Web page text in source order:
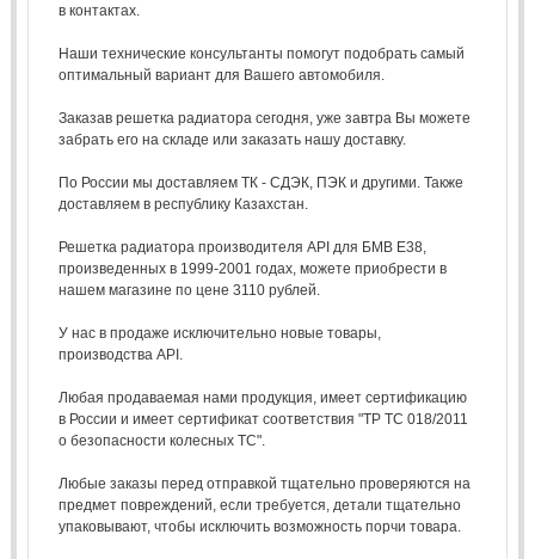
в контактах.
Наши технические консультанты помогут подобрать самый
оптимальный вариант для Вашего автомобиля.
Заказав решетка радиатора сегодня, уже завтра Вы можете
забрать его на складе или заказать нашу доставку.
По России мы доставляем ТК - СДЭК, ПЭК и другими. Также
доставляем в республику Казахстан.
Решетка радиатора производителя API для БМВ Е38,
произведенных в 1999-2001 годах, можете приобрести в
нашем магазине по цене 3110 рублей.
У нас в продаже исключительно новые товары,
производства API.
Любая продаваемая нами продукция, имеет сертификацию
в России и имеет сертификат соответствия "ТР ТС 018/2011
о безопасности колесных ТС".
Любые заказы перед отправкой тщательно проверяются на
предмет повреждений, если требуется, детали тщательно
упаковывают, чтобы исключить возможность порчи товара.